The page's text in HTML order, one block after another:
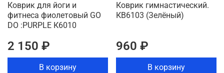
Коврик для йоги и
фитнеса фиолетовый GO
DO :PURPLE К6010
2 150 ₽
В корзину
Коврик гимнастический.
КВ6103 (Зелёный)
960 ₽
В корзину